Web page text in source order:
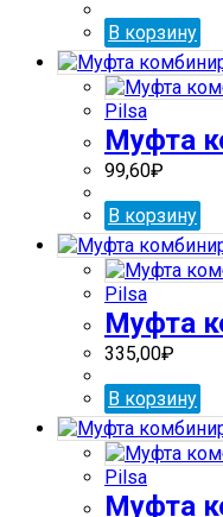
В корзину
Pilsa
Муфта
99,60₽
В корзину
Pilsa
Муфта
335,00₽
В корзину
Pilsa
Муфта